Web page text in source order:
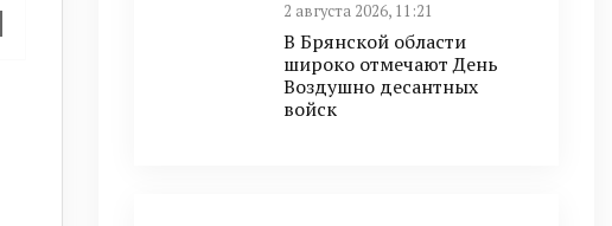
2 августа 2026, 11:21
В Брянской области
широко отмечают День
Воздушно десантных
войск